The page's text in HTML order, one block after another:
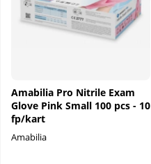
Amabilia Pro Nitrile Exam
Glove Pink Small 100 pcs - 10
fp/kart
Amabilia